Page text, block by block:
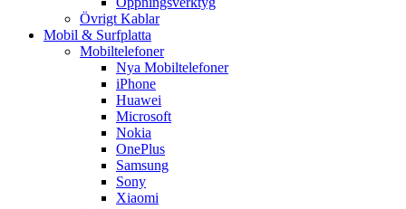
Övrigt Kablar
Mobil & Surfplatta
Mobiltelefoner
Nya Mobiltelefoner
iPhone
Huawei
Microsoft
Nokia
OnePlus
Samsung
Sony
Xiaomi